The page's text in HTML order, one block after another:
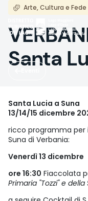
Salta
principale
Arte, Cultura e Fede
Santa
Santa Lucia a Suna
13/14/15 dicembre
ricco programma per
Suna di Verbania:
Venerdì 13 dicembre
ore 16:30 Fiaccolata
Primaria "Tozzi" e